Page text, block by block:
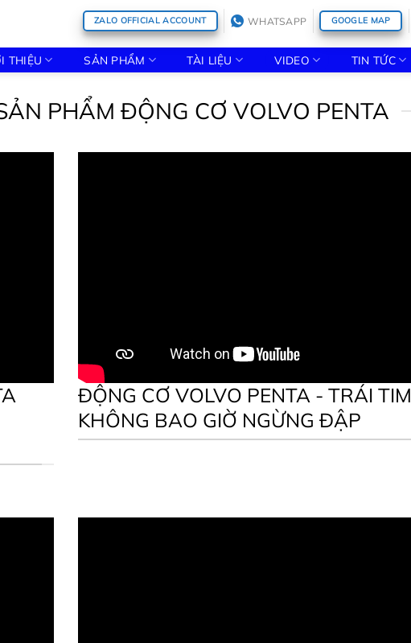
ZALO OFFICIAL ACCOUNT WHATSAPP GOOGLE MAP
THIỆU SẢN PHẨM TÀI LIỆU VIDEO TIN TỨC
PHẨM ĐỘNG CƠ VOLVO PENTA
ĐỘNG CƠ VOLVO PENTA - TRÁI TIM
KHÔNG BAO GIỜ NGỪNG ĐẬP